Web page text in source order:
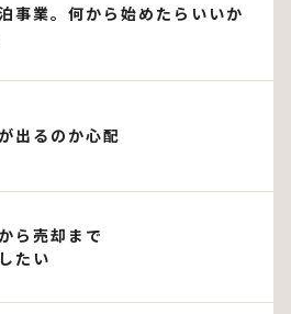
事業。何から始めた らいいか
出るのか心配
ら売却まで
たい